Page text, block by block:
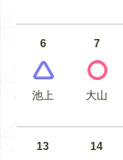
6
池上
7
大山
13 14